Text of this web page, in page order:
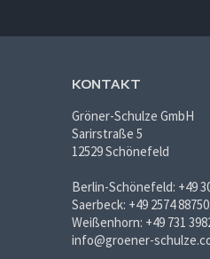
KONTAKT
Gröner-Schulze GmbH
Sarirstraße 5
12529 Schönefeld
Berlin-Schönefeld: +49
Saerbeck: +49 2574
Weißenhorn: +49 731
info@groener-